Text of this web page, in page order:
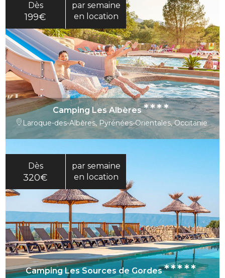
Dès
199€
par semaine
en location
Camping Les Albères****
Laroque-des-Albères, Pyrénées-Orientales, Occitanie
Dès
320€
par semaine
en location
Camping Les Sources de Gordes*****